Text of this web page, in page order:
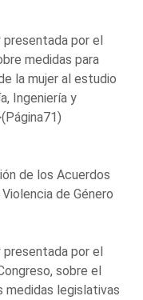
por el
medidas para
la mujer al estudio
Ingeniería y
de los Acuerdos
de Género
por el
sobre el
medidas legislativas